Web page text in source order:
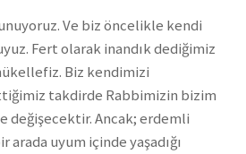
Ve biz öncelikle kendi
Fert olarak inandık dediğimiz
Biz kendimizi
takdirde Rabbimizin bizim
değişecektir. Ancak; erdemli
uyum içinde yaşadığı